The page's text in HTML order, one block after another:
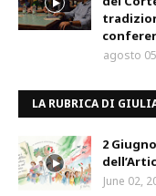
agosto
LA RUBRICA DI
2
June 02,